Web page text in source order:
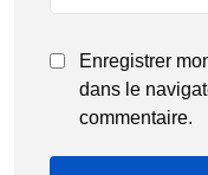
Enregistrer
dans le
commentaire.